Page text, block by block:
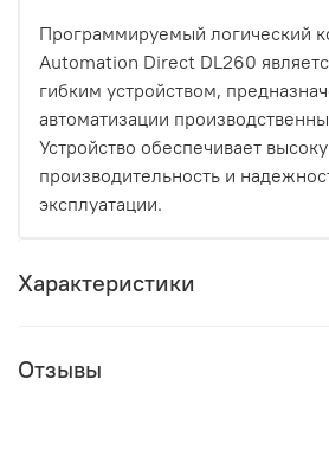
Программируемый логический
Automation Direct DL260
гибким устройством,
автоматизации
Устройство обеспечивает
производительность и
эксплуатации.
Характеристики
Отзывы